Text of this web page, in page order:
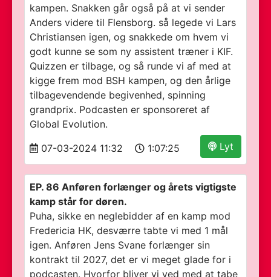
kampen. Snakken går også på at vi sender
Anders videre til Flensborg. så legede vi Lars
Christiansen igen, og snakkede om hvem vi
godt kunne se som ny assistent træner i KIF.
Quizzen er tilbage, og så runde vi af med at
kigge frem mod BSH kampen, og den årlige
tilbagevendende begivenhed, spinning
grandprix. Podcasten er sponsoreret af
Global Evolution.
Lyt
07-03-2024 11:32 1:07:25
EP. 86 Anføren forlænger og årets vigtigste
kamp står for døren.
Puha, sikke en neglebidder af en kamp mod
Fredericia HK, desværre tabte vi med 1 mål
igen. Anføren Jens Svane forlænger sin
kontrakt til 2027, det er vi meget glade for i
podcasten. Hvorfor bliver vi ved med at tabe